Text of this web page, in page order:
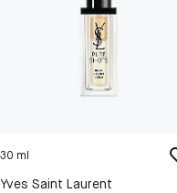
30 ml
Yves Saint Laurent